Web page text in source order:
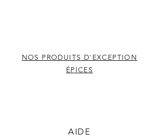
NOS PRODUITS D'EXCEPTION
ÉPICES
AIDE